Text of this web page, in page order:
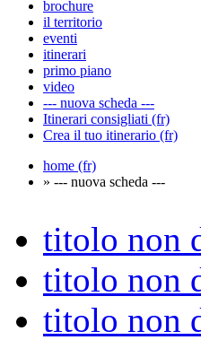
brochure
il territorio
eventi
itinerari
primo piano
video
--- nuova scheda ---
Itinerari consigliati (fr)
Crea il tuo itinerario (fr)
home (fr)
» --- nuova scheda ---
titolo non
titolo non
titolo non